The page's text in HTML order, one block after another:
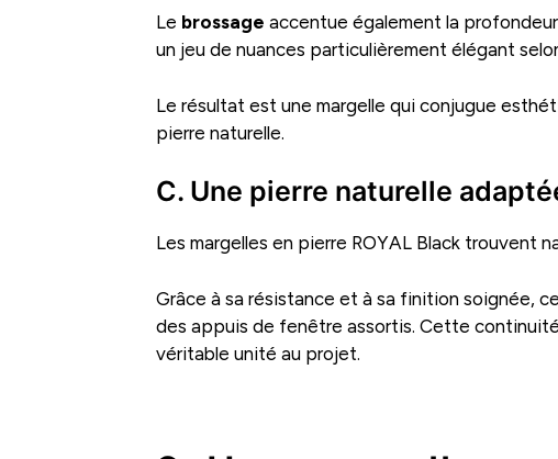
Le brossage accentue également la
un jeu de nuances particulièrement élégant
Le résultat est une margelle qui conjugue
pierre naturelle.
C. Une pierre naturelle
Les margelles en pierre ROYAL Black trouvent
Grâce à sa résistance et à sa finition soignée,
des appuis de fenêtre assortis. Cette continuité
véritable unité au projet.